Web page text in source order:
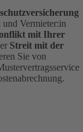
Vermieter:in
mit Ihrer
Streit mit der
Sie von